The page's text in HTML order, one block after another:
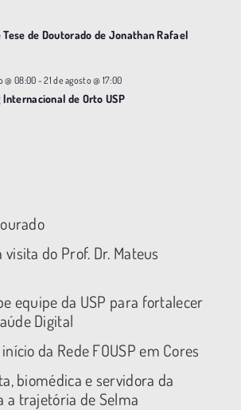
Tese de Doutorado de Jonathan Rafael
@ 08:00 -21 de agosto @ 17:00
|nternacional de Orto USP
visita do Prof. Dr. Mateus
equipe da USP para fortalecer
Digital
da Rede FOUSP em Cores
biomédica e servidora da
a trajetória de Selma